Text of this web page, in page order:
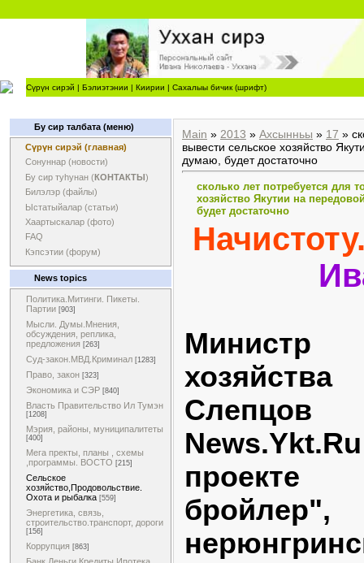
Сүрүн сирэй | Бэлиэтэнии | Киирии | Сахалыы бичик (шрифт)
Бу сир талбата (меню)
Сүрүн сирэй (главная)
Сонуннар (новости)
Бу сир туһунан (КОНТАКТЫ)
Билэлэр (файлы)
Ыстатыйалар (статьи)
Хаартыскалар (фото)
FAQ
Кэпсэтии (форум)
News topics
Политика.Митинги. Пикеты.
Партии [903]
Мысли. Думы.Мнения,
обсуждения, реплика,
предложения [263]
Суд-закон.МВД.Криминал [1283]
Право, закон [323]
Экономика и СЭР [840]
Власть Правительство Ил Тумэн
[1208]
Мэрия, районы, муниципалитеты
[400]
Мега пректы, планы , схемы
,программы. ВОСТО [215]
Сельское
хозяйство,Продовольствие.
Охота и рыбалка [559]
Энергетика, связь,
строительство.транспорт, дороги
[156]
Коррупция [863]
Main » 2013 » Ахсынньы » 17 »
вывести сельское хозяйство
думаю, будет достаточно
сколько лет потребуется для
хозяйство Якутии на
будет достаточно
бройлер",